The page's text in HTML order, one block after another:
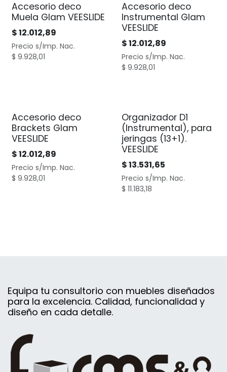
Accesorio deco
Muela Glam VEESLIDE
$12.012,89
Precio s/Imp. Nac.
$ 9.928,01
Accesorio deco
Instrumental Glam
VEESLIDE
$12.012,89
Precio s/Imp. Nac.
$ 9.928,01
Accesorio deco
Brackets Glam
VEESLIDE
$12.012,89
Precio s/Imp. Nac.
$ 9.928,01
Organizador D1
(Instrumental), para
jeringas (13+1).
VEESLIDE
$13.531,65
Precio s/Imp. Nac.
$ 11.183,18
Equipa tu consultorio con muebles diseñados
para la excelencia. Calidad, funcionalidad y
diseño en cada detalle.